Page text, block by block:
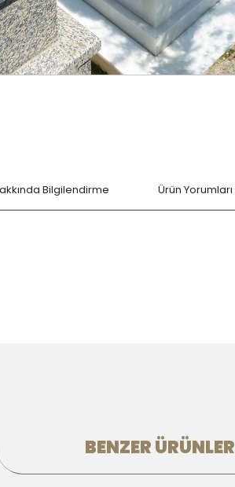
Bilgilendirme Ürün Yorumları
BENZER ÜRÜNLER